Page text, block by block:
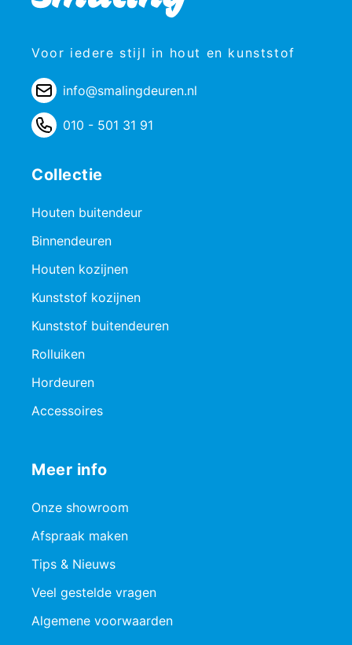
Voor iedere stijl in hout en kunststof
info@smalingdeuren.nl
010 - 501 31 91
Collectie
Houten buitendeur
Binnendeuren
Houten kozijnen
Kunststof kozijnen
Kunststof buitendeuren
Rolluiken
Hordeuren
Accessoires
Meer info
Onze showroom
Afspraak maken
Tips & Nieuws
Veel gestelde vragen
Algemene voorwaarden